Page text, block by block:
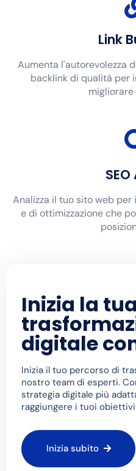
Link
Aumenta l'autorevolezza
backlink di qualità per
Analizza il tuo sito web
e di ottimizzazione che
Inizia la tua
digitale
Inizia il tuo percorso di
nostro team di esperti.
strategia digitale più
raggiungere i tuoi
Inizia subito